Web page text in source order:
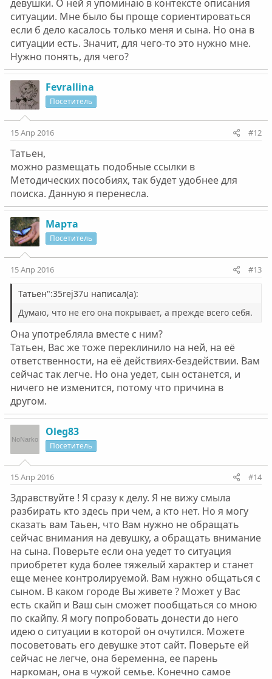
девушки. О ней я упоминаю в контексте описания
ситуации. Мне было бы проще сориентироваться
если б дело касалось только меня и сына. Но она в
ситуации есть. Значит, для чего-то это нужно мне.
Нужно понять, для чего?
Fevrallina
Посетитель
15 Апр 2016 #12
Татьен,
можно размещать подобные ссылки в
Методических пособиях, так будет удобнее для
поиска. Данную я перенесла.
Марта
Посетитель
15 Апр 2016 #13
Татьен":35rej37u написал(а):
Думаю, что не его она покрывает, а прежде всего себя.
Она употребляла вместе с ним?
Татьен, Вас же тоже переклинило на ней, на её
ответственности, на её действиях-бездействии. Вам
сейчас так легче. Но она уедет, сын останется, и
ничего не изменится, потому что причина в
другом.
Oleg83
Посетитель
15 Апр 2016 #14
Здравствуйте ! Я сразу к делу. Я не вижу смыла
разбирать кто здесь при чем, а кто нет. Но я могу
сказать вам Таьен, что Вам нужно не обращать
сейчас внимания на девушку, а обращать внимание
на сына. Поверьте если она уедет то ситуация
приобретет куда более тяжелый характер и станет
еще менее контролируемой. Вам нужно общаться с
сыном. В каком городе Вы живете ? Может у Вас
есть скайп и Ваш сын сможет пообщаться со мною
по скайпу. Я могу попробовать донести до него
идею о ситуации в которой он очутился. Можете
посоветовать его девушке этот сайт. Поверьте ей
сейчас не легче, она беременна, ее парень
наркоман, она в чужой семье. Конечно самое